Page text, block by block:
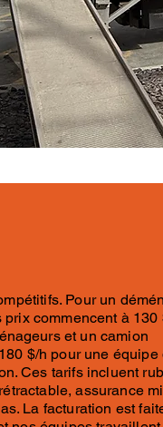
Pour un
commencent à 130
et un camion
180 $/h pourune équipe
Ces tarifsincluent
assurance
La facturation est